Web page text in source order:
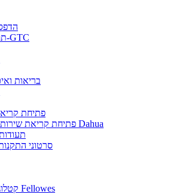
תוכנה וענן-GTC
בריאות
פתיחת
פתיחת קריאת שירות מצלמות Dahua
סרטוני
קטלוג מוצרים Fellowes